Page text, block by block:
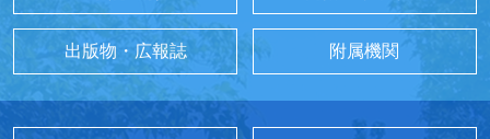
出版物・広報誌 附属機関